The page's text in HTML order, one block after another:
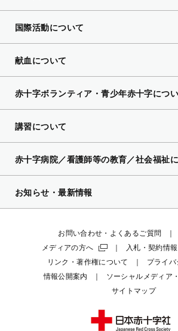
国際活動について
献血について
赤十字ボランティア・青少年赤十字につ
講習について
赤十字病院／看護師等の教育／社会福祉
お知らせ・最新情報
お問い合わせ・よくあるご質問
メディアの方へ
入札・契約情報
リンク・著作権について
プライ
情報公開案内
ソーシャルメディア
サイトマップ